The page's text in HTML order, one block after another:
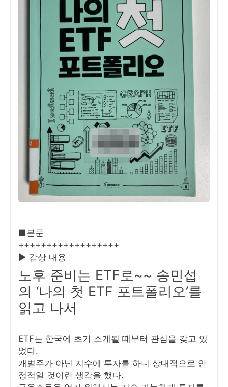
■본문
++++++++++++++++++
▶ 감상 내용
노후 준비는 ETF로~~ 송민섭
의 ‘나의 첫 ETF 포트폴리오’를
읽고 나서
ETF는 한국에 초기 소개될 때부터 관심을 갖고 있
었다.
개별주가 아닌 지수에 투자를 하니 상대적으로 안
정적일 것이란 생각을 했다.